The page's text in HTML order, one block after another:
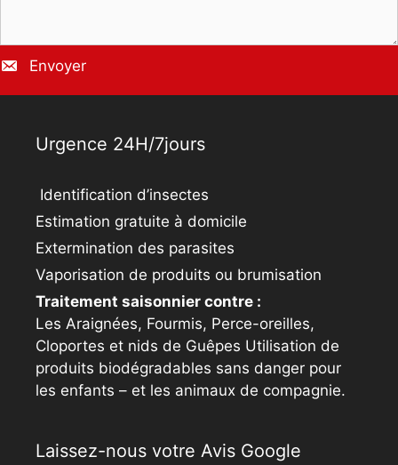
Envoyer
Urgence 24H/7jours
Identification d’insectes
Estimation gratuite à domicile
Extermination des parasites
Vaporisation de produits ou brumisation
Traitement saisonnier contre :
Les Araignées, Fourmis, Perce-oreilles,
Cloportes et nids de Guêpes Utilisation de
produits biodégradables sans danger pour
les enfants – et les animaux de compagnie.
Laissez-nous votre Avis Google